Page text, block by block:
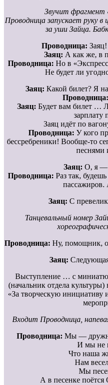
Звучит фрагмент
Проводница запускает руку
за уши Зайца.
Проводница:
Заяц: А как же, в
Проводница: Но в
Не будет ли
Заяц: Какой билет? Я
Проводница:
Заяц: Будет вам билет …
Заяц идёт по
Проводница: У кого
бессребреники! Вообще-то
песнями
Заяц: О, я —
Проводница: Раз так,
Заяц: С
Танцевальный номер
Проводница: Ну, помощник,
Заяц:
Выступление … с
(начальник отдела
«За творческую инициативу
Входит Проводница,
Проводница: Мы —
И мы не
Что наша
Нам
Мы
А в песенке